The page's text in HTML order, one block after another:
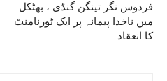
فردوس نگر تینگن گنڈی ، بھٹکل
میں ناخدا پیمانہ پر ایک ٹورنامنٹ
کا انعقاد